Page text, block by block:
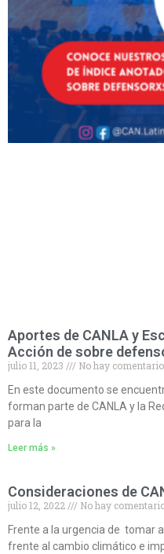
Aportes de CANLA y
Acción de sobre
julio 11, 2023
No hay
En este documento se
forman parte de CANLA y la
para la
Leer más »
Consideraciones de
julio 12, 2022
No hay
Frente a la urgencia de tomar
frente al cambio climático e